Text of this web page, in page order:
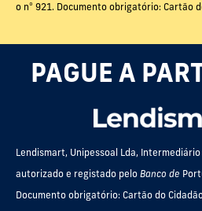
o nº 921. Documento obrigatório: Cartão
PAGUE A
Lendismart, Unipessoal Lda,
autorizado e registado pelo Banco de
Documento obrigatório: Cartão do